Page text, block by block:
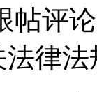
帖评
律